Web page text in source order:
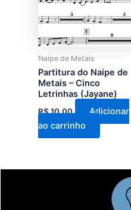
Naipe de Metais
Partitura do Naipe de
Metais – Cinco
Letrinhas (Jayane)
R$10,00
Adicionar
ao carrinho